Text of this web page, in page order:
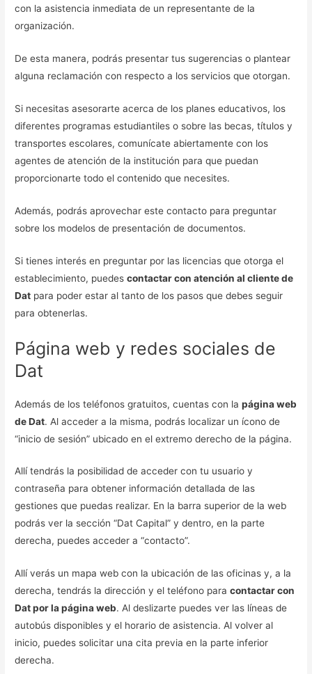
con la asistencia inmediata de un representante de la
organización.
De esta manera, podrás presentar tus sugerencias o plantear
alguna reclamación con respecto a los servicios que otorgan.
Si necesitas asesorarte acerca de los planes educativos, los
diferentes programas estudiantiles o sobre las becas, títulos y
transportes escolares, comunícate abiertamente con los
agentes de atención de la institución para que puedan
proporcionarte todo el contenido que necesites.
Además, podrás aprovechar este contacto para preguntar
sobre los modelos de presentación de documentos.
Si tienes interés en preguntar por las licencias que otorga el
establecimiento, puedescontactar con atención al cliente de
Dat para poder estar al tanto de los pasos que debes seguir
para obtenerlas.
Página web y redes sociales de
Dat
Además de los teléfonos gratuitos, cuentas con lapágina web
de Dat. Al acceder a la misma, podrás localizar un ícono de
“inicio de sesión” ubicado en el extremo derecho de la página.
Allí tendrás la posibilidad de acceder con tu usuario y
contraseña para obtener información detallada de las
gestiones que puedas realizar. En la barra superior de la web
podrás ver la sección “Dat Capital” y dentro, en la parte
derecha, puedes acceder a “contacto”.
Allí verás un mapa web con la ubicación de las oficinas y, a la
derecha, tendrás la dirección y el teléfono paracontactar con
Dat por la página web. Al deslizarte puedes ver las líneas de
autobús disponibles y el horario de asistencia. Al volver al
inicio, puedes solicitar una cita previa en la parte inferior
derecha.